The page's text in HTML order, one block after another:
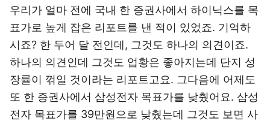
우리가 얼마 전에 국내 한 증권사에서 하이닉스를 목
표가로 높게 잡은 리포트를 낸 적이 있었죠. 기억하
시죠? 한 두어 달 전인데, 그것도 하나의 의견이죠.
하나의 의견인데 그것도 업황은 좋아지는데 단지 성
장률이 꺾일 것이라는 리포트고요. 그다음에 어제도
또 한 증권사에서 삼성전자 목표가를 낮췄어요. 삼성
전자 목표가를 39만원으로 낮췄는데 그것도 보면 사